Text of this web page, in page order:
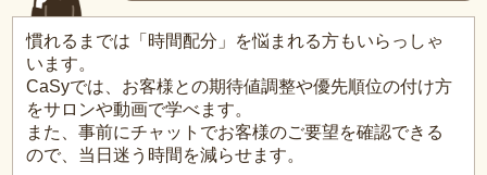
慣れるまでは「時間配分」を悩まれる方もいらっしゃ
います。
CaSyでは、お客様との期待値調整や優先順位の付け方
をサロンや動画で学べます。
また、事前にチャットでお客様のご要望を確認できる
ので、当日迷う時間を減らせます。